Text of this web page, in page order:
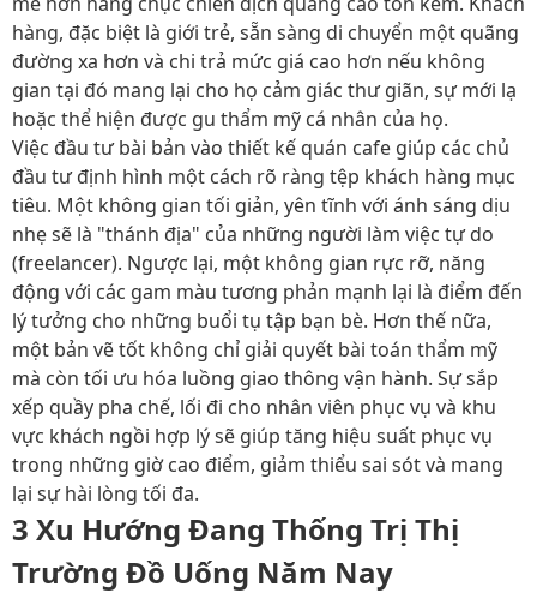
hàng, đặc biệt là giới trẻ, sẵn sàng di chuyển một quãng
đường xa hơn và chi trả mức giá cao hơn nếu không
gian tại đó mang lại cho họ cảm giác thư giãn, sự mới lạ
hoặc thể hiện được gu thẩm mỹ cá nhân của họ.
Việc đầu tư bài bản vào thiết kế quán cafe giúp các chủ
đầu tư định hình một cách rõ ràng tệp khách hàng mục
tiêu. Một không gian tối giản, yên tĩnh với ánh sáng dịu
nhẹ sẽ là "thánh địa" của những người làm việc tự do
(freelancer). Ngược lại, một không gian rực rỡ, năng
động với các gam màu tương phản mạnh lại là điểm đến
lý tưởng cho những buổi tụ tập bạn bè. Hơn thế nữa,
một bản vẽ tốt không chỉ giải quyết bài toán thẩm mỹ
mà còn tối ưu hóa luồng giao thông vận hành. Sự sắp
xếp quầy pha chế, lối đi cho nhân viên phục vụ và khu
vực khách ngồi hợp lý sẽ giúp tăng hiệu suất phục vụ
trong những giờ cao điểm, giảm thiểu sai sót và mang
lại sự hài lòng tối đa.
3 Xu Hướng Đang Thống Trị Thị
Trường Đồ Uống Năm Nay